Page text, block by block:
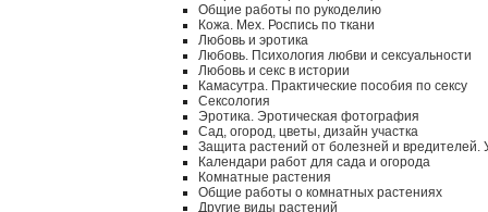
Общие работы по рукоделию
Кожа. Мех. Роспись по ткани
Любовь и эротика
Любовь. Психология любви и сексуальности
Любовь и секс в истории
Камасутра. Практические пособия по сексу
Сексология
Эротика. Эротическая фотография
Сад, огород, цветы, дизайн участка
Защита растений от болезней и вредителей.
Календари работ для сада и огорода
Комнатные растения
Общие работы о комнатных растениях
Другие виды растений